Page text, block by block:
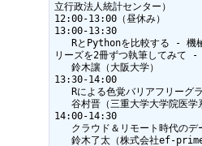
立行政法人統計センター）
12:00-13:00（昼休み）
13:00-13:30
リーズを2冊ずつ執筆してみて -
13:30-14:00
14:00-14:30